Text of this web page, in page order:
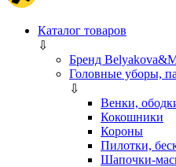
Каталог товаров
⇩
Бренд
Головные уборы,
⇩
Венки,
Кокошники
Короны
Пилотки,
Шапочки-